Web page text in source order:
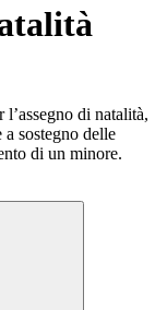
di natalità,
sostegno delle
di un minore.